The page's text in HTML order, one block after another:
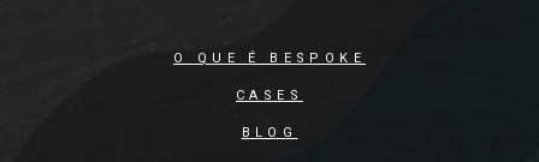
O QUE É BESPOKE
CASES
BLOG